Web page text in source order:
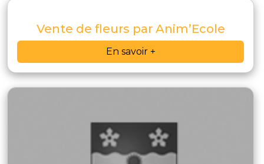
Vente de fleurs par Anim’Ecole
En savoir +